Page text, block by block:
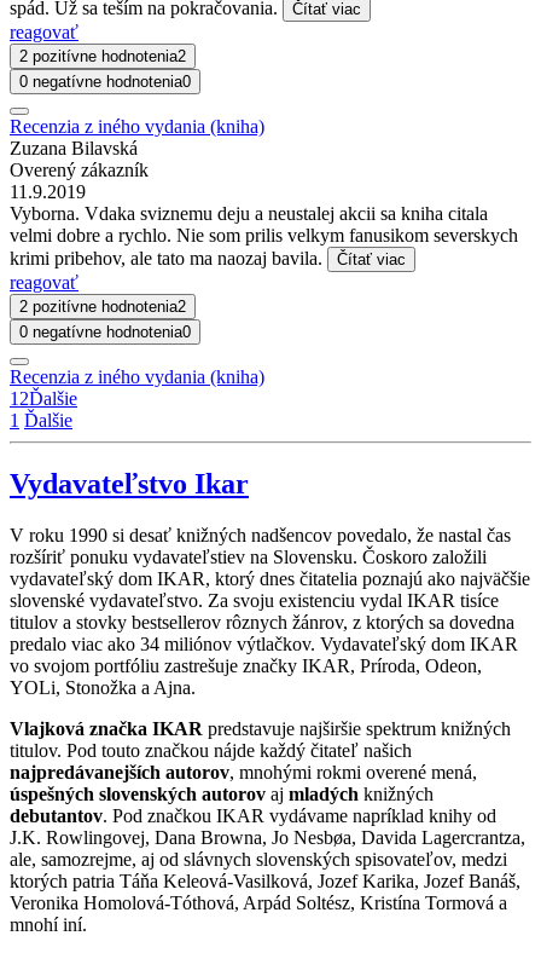
spád. Už sa teším na pokračovania.
Čítať viac
reagovať
2 pozitívne hodnotenia2
0 negatívne hodnotenia0
Recenzia z iného vydania (kniha)
Zuzana Bilavská
Overený zákazník
11.9.2019
Vyborna. Vdaka sviznemu deju a neustalej akcii sa kniha citala
velmi dobre a rychlo. Nie som prilis velkym fanusikom severskych
krimi pribehov, ale tato ma naozaj bavila.
Čítať viac
reagovať
2 pozitívne hodnotenia2
0 negatívne hodnotenia0
Recenzia z iného vydania (kniha)
1 2Ďalšie
1 Ďalšie
Vydavateľstvo Ikar
V roku 1990 si desať knižných nadšencov povedalo, že nastal čas
rozšíriť ponuku vydavateľstiev na Slovensku. Čoskoro založili
vydavateľský dom IKAR, ktorý dnes čitatelia poznajú ako najväčšie
slovenské vydavateľstvo. Za svoju existenciu vydal IKAR tisíce
titulov a stovky bestsellerov rôznych žánrov, z ktorých sa dovedna
predalo viac ako 34 miliónov výtlačkov. Vydavateľský dom IKAR
vo svojom portfóliu zastrešuje značky IKAR, Príroda, Odeon,
YOLi, Stonožka a Ajna.
Vlajková značka IKAR predstavuje najširšie spektrum knižných
titulov. Pod touto značkou nájde každý čitateľ našich
najpredávanejších autorov, mnohými rokmi overené mená,
úspešných slovenských autorov aj mladých knižných
debutantov. Pod značkou IKAR vydávame napríklad knihy od
J.K. Rowlingovej, Dana Browna, Jo Nesbøa, Davida Lagercrantza,
ale, samozrejme, aj od slávnych slovenských spisovateľov, medzi
ktorých patria Táňa Keleová-Vasilková, Jozef Karika, Jozef Banáš,
Veronika Homolová-Tóthová, Arpád Soltész, Kristína Tormová a
mnohí iní.